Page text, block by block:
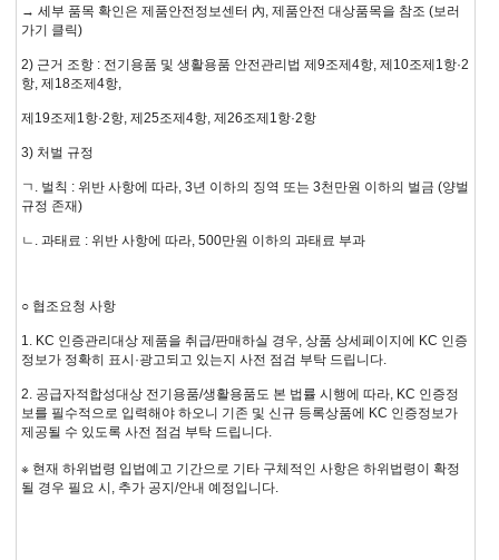
→ 세부 품목 확인은 제품안전정보센터 內, 제품안전 대상품목을 참조 (보러
가기 클릭)
2) 근거 조항 : 전기용품 및 생활용품 안전관리법 제9조제4항, 제10조제1항·2
항, 제18조제4항,
제19조제1항·2항, 제25조제4항, 제26조제1항·2항
3) 처벌 규정
ㄱ. 벌칙 : 위반 사항에 따라, 3년 이하의 징역 또는 3천만원 이하의 벌금 (양벌
규정 존재)
ㄴ. 과태료 : 위반 사항에 따라, 500만원 이하의 과태료 부과
○ 협조요청 사항
1. KC 인증관리대상 제품을 취급/판매하실 경우, 상품 상세페이지에 KC 인증
정보가 정확히 표시·광고되고 있는지 사전 점검 부탁 드립니다.
2. 공급자적합성대상 전기용품/생활용품도 본 법률 시행에 따라, KC 인증정
보를 필수적으로 입력해야 하오니 기존 및 신규 등록상품에 KC 인증정보가
제공될 수 있도록 사전 점검 부탁 드립니다.
※ 현재 하위법령 입법예고 기간으로 기타 구체적인 사항은 하위법령이 확정
될 경우 필요 시, 추가 공지/안내 예정입니다.